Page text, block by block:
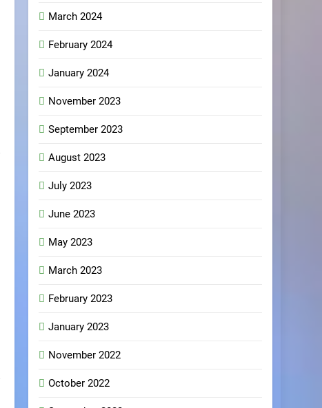
March 2024
February 2024
January 2024
November 2023
September 2023
August 2023
July 2023
June 2023
May 2023
March 2023
February 2023
January 2023
November 2022
October 2022